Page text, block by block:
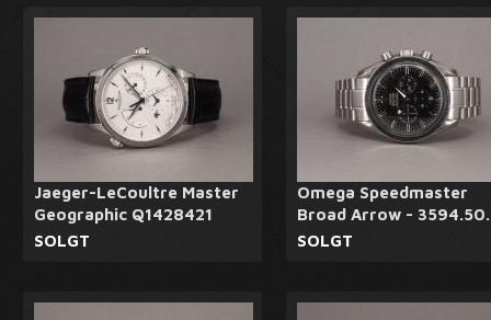
Jaeger-LeCoultre Master
Geographic Q1428421
SOLGT
Omega Speedmaster
Broad Arrow -
SOLGT